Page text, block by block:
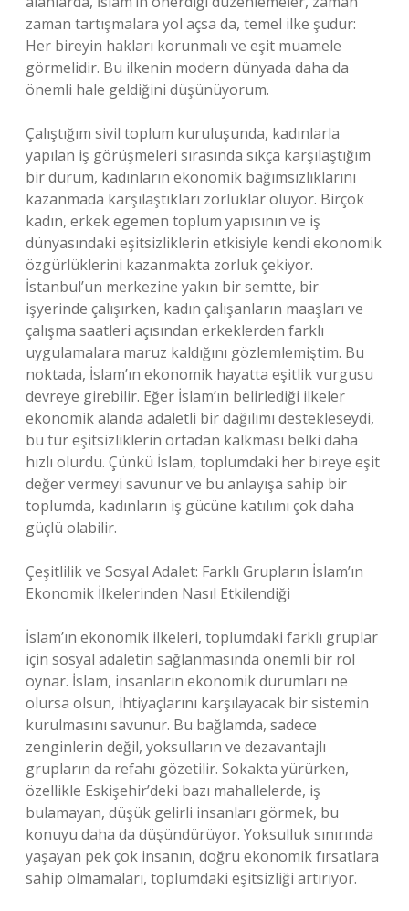
zaman tartışmalara yol açsa da, temel ilke şudur:
Her bireyin hakları korunmalı ve eşit muamele
görmelidir. Bu ilkenin modern dünyada daha da
önemli hale geldiğini düşünüyorum.
Çalıştığım sivil toplum kuruluşunda, kadınlarla
yapılan iş görüşmeleri sırasında sıkça karşılaştığım
bir durum, kadınların ekonomik bağımsızlıklarını
kazanmada karşılaştıkları zorluklar oluyor. Birçok
kadın, erkek egemen toplum yapısının ve iş
dünyasındaki eşitsizliklerin etkisiyle kendi ekonomik
özgürlüklerini kazanmakta zorluk çekiyor.
İstanbul’un merkezine yakın bir semtte, bir
işyerinde çalışırken, kadın çalışanların maaşları ve
çalışma saatleri açısından erkeklerden farklı
uygulamalara maruz kaldığını gözlemlemiştim. Bu
noktada, İslam’ın ekonomik hayatta eşitlik vurgusu
devreye girebilir. Eğer İslam’ın belirlediği ilkeler
ekonomik alanda adaletli bir dağılımı destekleseydi,
bu tür eşitsizliklerin ortadan kalkması belki daha
hızlı olurdu. Çünkü İslam, toplumdaki her bireye eşit
değer vermeyi savunur ve bu anlayışa sahip bir
toplumda, kadınların iş gücüne katılımı çok daha
güçlü olabilir.
Çeşitlilik ve Sosyal Adalet: Farklı Grupların İslam’ın
Ekonomik İlkelerinden Nasıl Etkilendiği
İslam’ın ekonomik ilkeleri, toplumdaki farklı gruplar
için sosyal adaletin sağlanmasında önemli bir rol
oynar. İslam, insanların ekonomik durumları ne
olursa olsun, ihtiyaçlarını karşılayacak bir sistemin
kurulmasını savunur. Bu bağlamda, sadece
zenginlerin değil, yoksulların ve dezavantajlı
grupların da refahı gözetilir. Sokakta yürürken,
özellikle Eskişehir’deki bazı mahallelerde, iş
bulamayan, düşük gelirli insanları görmek, bu
konuyu daha da düşündürüyor. Yoksulluk sınırında
yaşayan pek çok insanın, doğru ekonomik fırsatlara
sahip olmamaları, toplumdaki eşitsizliği artırıyor.